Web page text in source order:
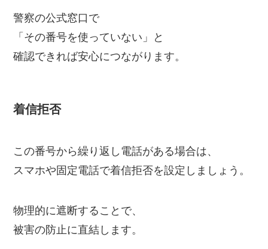
警察の公式窓口で
「その番号を使っていない」と
確認できれば安心につながります。
着信拒否
この番号から繰り返し電話がある場合は、
スマホや固定電話で着信拒否を設定しましょう。
物理的に遮断することで、
被害の防止に直結します。